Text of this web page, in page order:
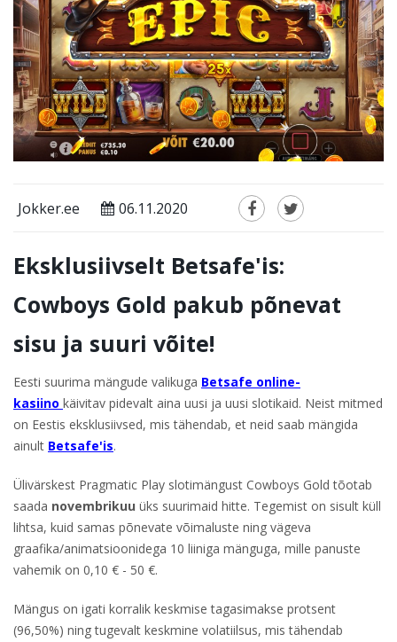
Jokker.ee 06.11.2020
Eksklusiivselt Betsafe'is:
Cowboys Gold pakub põnevat
sisu ja suuri võite!
Eesti suurima mängude valikuga Betsafe online-
kasiino käivitav pidevalt aina uusi ja uusi slotikaid. Neist mitmed
on Eestis eksklusiivsed, mis tähendab, et neid saab mängida
ainult Betsafe'is.
Ülivärskest Pragmatic Play slotimängust Cowboys Gold tõotab
saada novembrikuu üks suurimaid hitte. Tegemist on sisult küll
lihtsa, kuid samas põnevate võimaluste ning vägeva
graafika/animatsioonidega 10 liiniga mänguga, mille panuste
vahemik on 0,10 € - 50 €.
Mängus on igati korralik keskmise tagasimakse protsent
(96,50%) ning tugevalt keskmine volatiilsus, mis tähendab